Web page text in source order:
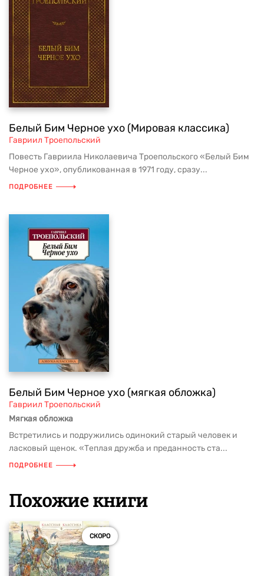
Белый Бим Черное ухо (Мировая классика)
Гавриил Троепольский
Повесть Гавриила Николаевича Троепольского «Белый Бим
Черное ухо», опубликованная в 1971 году, сразу...
ПОДРОБНЕЕ
Белый Бим Черное ухо (мягкая обложка)
Гавриил Троепольский
Мягкая обложка
Встретились и подружились одинокий старый человек и
ласковый щенок. «Теплая дружба и преданность ста...
ПОДРОБНЕЕ
Похожие книги
СКОРО